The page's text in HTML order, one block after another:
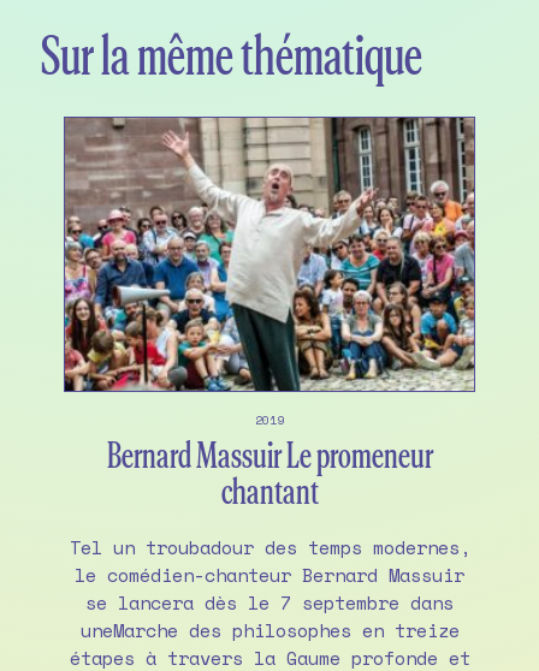
Sur la même thématique
2019
Bernard Massuir Le promeneur
chantant
Tel un troubadour des temps modernes,
le comédien-chanteur Bernard Massuir
se lancera dès le 7 septembre dans
uneMarche des philosophes en treize
étapes à travers la Gaume profonde et